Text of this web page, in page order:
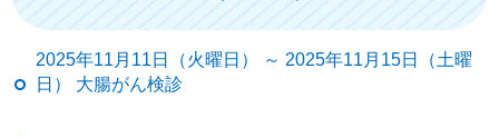
2025年11月11日（火曜日） ～ 2025年11月15日（土曜
日） 大腸がん検診